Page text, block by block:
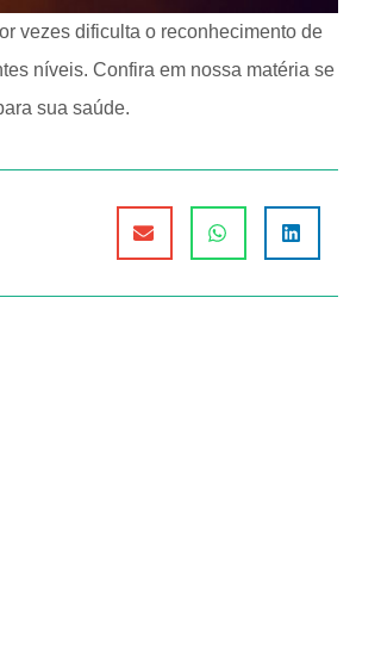
vezes dificulta o reconhecimento de
níveis. Confira em nossa matéria se
sua saúde.